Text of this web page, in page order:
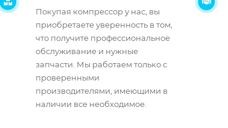
Покупая компрессор у нас, вы
приобретаете уверенность в том,
что получите профессиональное
обслуживание и нужные
запчасти. Мы работаем только с
проверенными
производителями, имеющими в
наличии все необходимое.